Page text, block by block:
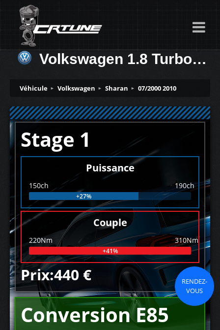
Volkswagen 1.8 Turbo 150ch
Véhicule Volkswagen Sharan 07/2000 2010
Stage 1
Puissance
150ch 190ch
+27%
Couple
220Nm 310Nm
+41%
Prix:440 €
RENDEZ-
VOUS
Conversion E85